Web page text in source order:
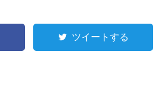
ツイートする